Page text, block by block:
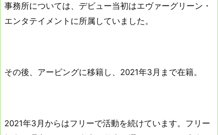
事務所については、デビュー当初はエヴァーグリーン・
エンタテイメントに所属していました。
その後、アービングに移籍し、2021年3月まで在籍。
2021年3月からはフリーで活動を続けています。フリー